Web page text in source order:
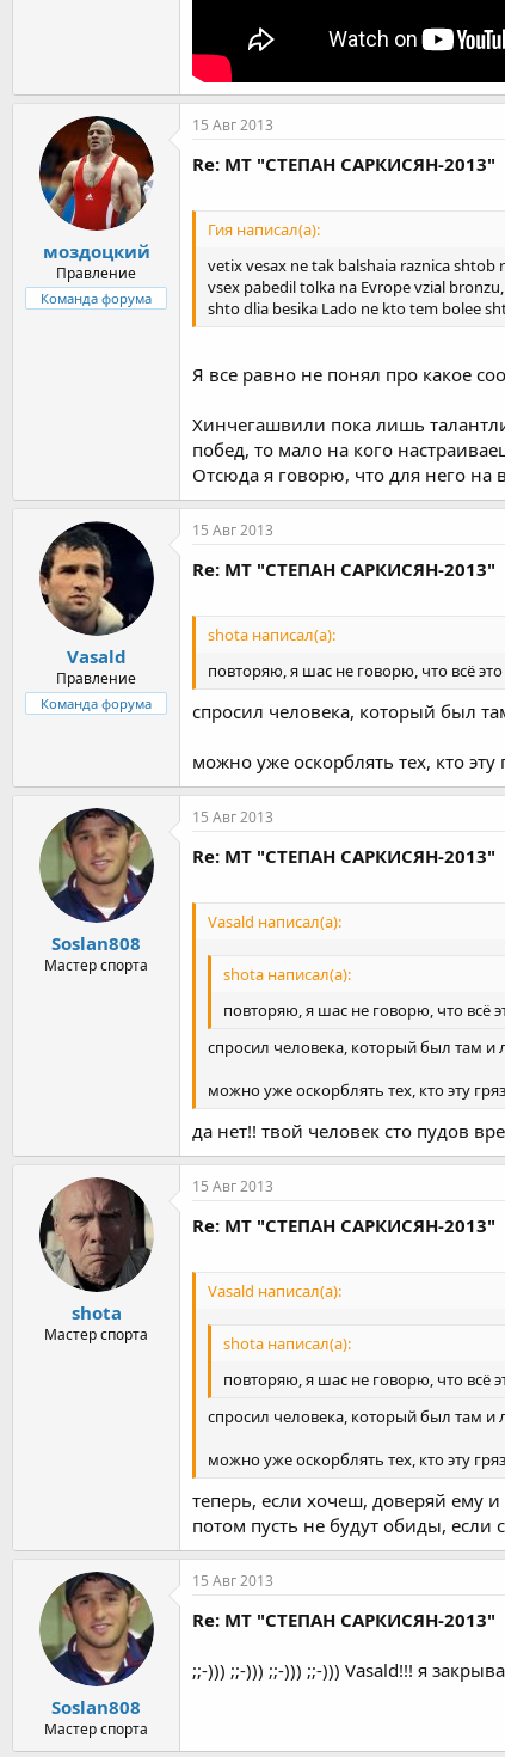
моздоцкий
Правление
Команда форума
15 Авг 2013
Re: МТ "СТЕПАН САРКИСЯН-2013"
Гия написал(а):
vetix vesax ne tak balshaia raznica
vsex pabedil tolka na Evrope vzial
shto dlia besika Lado ne kto tem bolee
Я все равно не понял про какое
Хинчегашвили пока лишь
побед, то мало на кого
Отсюда я говорю, что для него на
Vasald
Правление
Команда форума
15 Авг 2013
Re: МТ "СТЕПАН САРКИСЯН-2013"
shota написал(а):
повторяю, я шас не говорю, что всё
спросил человека, который был
можно уже оскорблять тех, кто эту
Soslan808
Мастер спорта
15 Авг 2013
Re: МТ "СТЕПАН САРКИСЯН-2013"
Vasald написал(а):
shota написал(а):
повторяю, я шас не говорю, что всё
спросил человека, который был там и
можно уже оскорблять тех, кто эту
да нет!! твой человек сто пудов
shota
Мастер спорта
15 Авг 2013
Re: МТ "СТЕПАН САРКИСЯН-2013"
Vasald написал(а):
shota написал(а):
повторяю, я шас не говорю, что всё
спросил человека, который был там и
можно уже оскорблять тех, кто эту
теперь, если хочеш, доверяй ему
потом пусть не будут обиды, если
Soslan808
Мастер спорта
15 Авг 2013
Re: МТ "СТЕПАН САРКИСЯН-2013"
;;-))) ;;-))) ;;-))) ;;-))) Vasald!!! я